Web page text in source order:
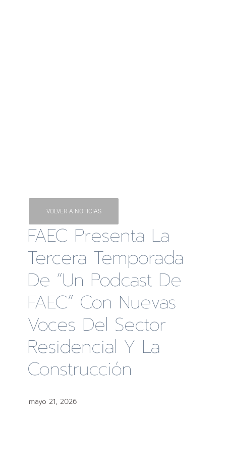
VOLVER A NOTICIAS
FAEC Presenta La
Tercera Temporada
De “Un Podcast De
FAEC” Con Nuevas
Voces Del Sector
Residencial Y La
Construcción
mayo 21, 2026